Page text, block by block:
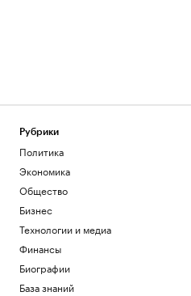
Рубрики
Политика
Экономика
Общество
Бизнес
Технологии и медиа
Финансы
Биографии
База знаний